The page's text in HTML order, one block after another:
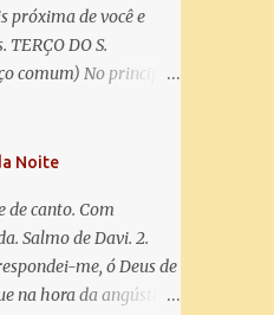
Maria. Rogai por
Para que sejamos
de Cristo. Amém.
próxima de você e
DO S.
comum) No principio:
que eu viva
ao meu, e, nem
contas pequenas:
Misericórdia Senhor!
da vida e remédio
Noite
de canto. Com
Salmo de Davi. 2.
me, ó Deus de
na hora da angústia